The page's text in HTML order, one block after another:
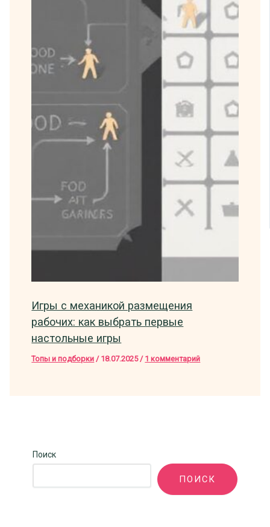
Игры с механикой размещения
рабочих: как выбрать первые
настольные игры
Топы и подборки / 18.07.2025/ 1 комментарий
Поиск
ПОИСК